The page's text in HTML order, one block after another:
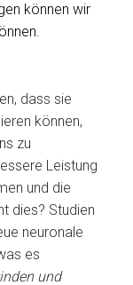
können wir
dass sie
können,
zu
Leistung
und die
dies? Studien
neuronale
es
und